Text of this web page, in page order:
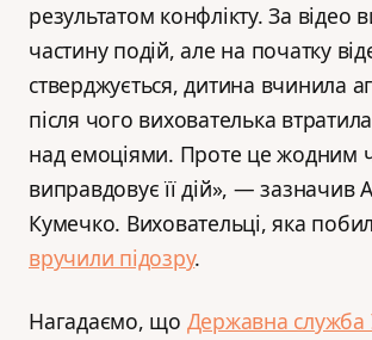
результатом конфлікту. За відео
частину подій, але на початку
стверджується, дитина вчинила
після чого вихователька
над емоціями. Проте це жодним
виправдовує її дій», — зазначив
Кумечко. Виховательці, яка
вручили підозру.
Нагадаємо, що Державна служба